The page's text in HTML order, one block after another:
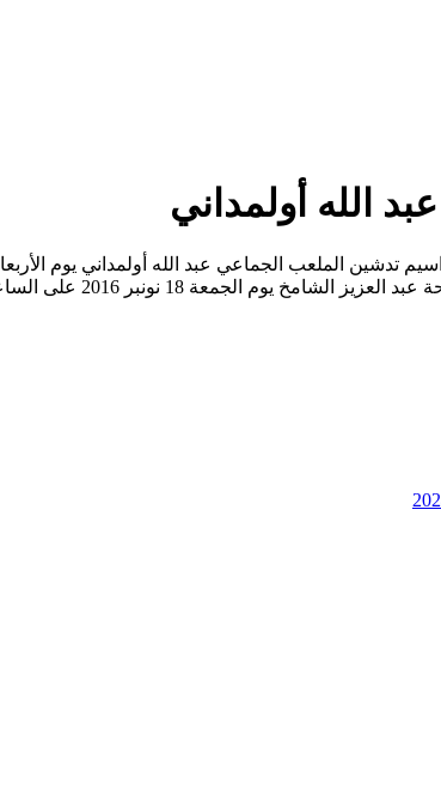
الله أولمداني
نونبر 2016 على الساعة التاسعة صباحا .